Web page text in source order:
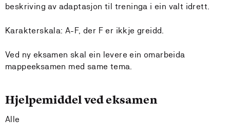
beskriving av adaptasjon til treninga i ein valt idrett.
Karakterskala: A-F, der F er ikkje greidd.
Ved ny eksamen skal ein levere ein omarbeida
mappeeksamen med same tema.
Hjelpemiddel ved eksamen
Alle